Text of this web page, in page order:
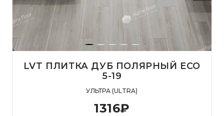
LVT ПЛИТКА ДУБ ПОЛЯРНЫЙ ECO
5-19
УЛЬТРА (ULTRA)
1316₽